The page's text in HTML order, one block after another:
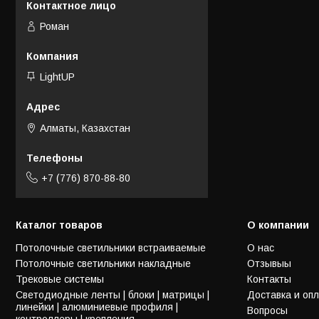
Роман
LightUP
Алматы, Казахстан
+7 (776) 870-88-80
Каталог товаров
Потолочные светильники встраиваемые
Потолочные светильники накладные
Трековые системы
Светодиодные ленты | блоки | матрицы |
линейки | алюминиевые профиля |
О компании
О нас
Отзывыы
Контакты
Доставка и
Вопросы